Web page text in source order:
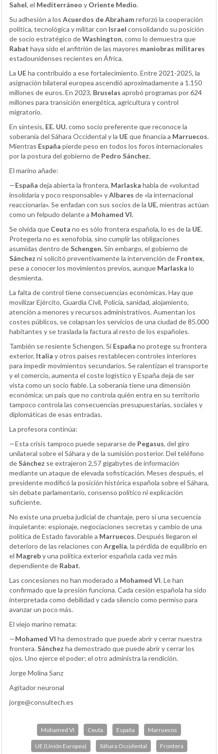
Sahel, el Mediterráneo y Oriente Medio.
Su adhesión a los Acuerdos de Abrahamreforzó la cooperación
política, tecnológica y militar con Israel consolidando su posición
de socio estratégico deWashington, como lo demuestra que
Rabat haya sido el anfitrión de las mayores maniobras militares
estadounidenses recientes en África.
La UEha contribuido a ese fortalecimiento. Entre 2021-2025, la
asignación bilateral europea ascendió aproximadamente a 1.150
millones de euros. En 2023, Bruselas aprobó programas por 624
millones para transición energética, agricultura y control
migratorio.
En síntesis, EE. UU.como socio preferente que reconoce la
soberanía del Sáhara Occidental y la UEque financia a Marruecos.
Mientras España pierde peso en todos los foros internacionales
por la postura del gobierno de Pedro Sánchez.
El marino añade:
—España deja abierta la frontera, Marlaska habla de «voluntad
insolidaria y poco responsable» yAlbares de «la internacional
reaccionaria». Se enfadan con sus socios de la UE, mientras actúan
como un felpudo delante a Mohamed VI.
Se olvida que Ceuta no es sólo frontera española, lo es de la UE.
Protegerla no es xenofobia, sino cumplir las obligaciones
asumidas dentro deSchengen.Sin embargo, el gobierno de
Sánchez ni solicitó preventivamente la intervención de Frontex,
pese a conocer los movimientos previos, aunque Marlaska lo
desmienta.
La falta de control tiene consecuencias económicas. Hay que
movilizar Ejército, Guardia Civil, Policía, sanidad, alojamiento,
atención a menores y recursos administrativos. Aumentan los
costes públicos, se colapsan los servicios de una ciudad de 85.000
habitantes y se traslada la factura al resto de los españoles.
También se resiente Schengen. Si España no protege su frontera
exterior, Italia y otros países restablecen controles interiores
para impedir movimientos secundarios. Se ralentizan el transporte
y el comercio, aumenta el coste logístico y España deja de ser
vista como un socio fiable. La soberanía tiene una dimensión
económica: un país que no controla quién entra en su territorio
tampoco controla las consecuencias presupuestarias, sociales y
diplomáticas de esas entradas.
La profesora continúa:
—Esta crisis tampoco puede separarse de Pegasus, del giro
unilateral sobre el Sáhara y de la sumisión posterior. Del teléfono
deSánchez se extrajeron 2,57 gigabytes de información
mediante un ataque de elevada sofisticación. Meses después, el
presidente modificó la posición histórica española sobre el Sáhara,
sin debate parlamentario, consenso político ni explicación
suficiente.
No existe una prueba judicial de chantaje, pero sí una secuencia
inquietante: espionaje, negociaciones secretas y cambio de una
política de Estado favorable a Marruecos. Después llegaron el
deterioro de las relaciones con Argelia, la pérdida de equilibrio en
el Magreby una política exterior española cada vez más
dependiente de Rabat.
Las concesiones no han moderado a Mohamed VI. Le han
confirmado que la presión funciona. Cada cesión española ha sido
interpretada como debilidad y cada silencio como permiso para
avanzar un poco más.
El viejo marino remata:
—Mohamed VI ha demostrado que puede abrir y cerrar nuestra
frontera.Sánchez ha demostrado que puede abrir y cerrar los
ojos. Uno ejerce el poder; el otro administra la rendición.
Jorge Molina Sanz
Agitador neuronal
jorge@consultech.es
Mohamed VI Ceuta España Marruecos
UE (Unión Europea) Sáhara Occidental Frontera